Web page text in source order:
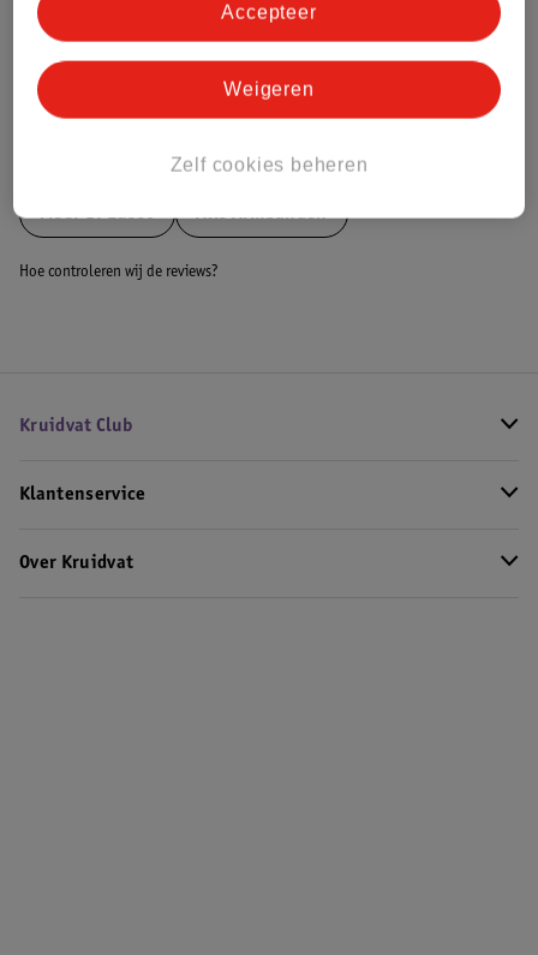
Bestel & Bezorginformatie
MeerDi Lusso Alle Armbanden
Hoe controleren wij de reviews?
Kruidvat Club
Klantenservice
Over Kruidvat
Zelf cookies beheren
Weigeren
Accepteer